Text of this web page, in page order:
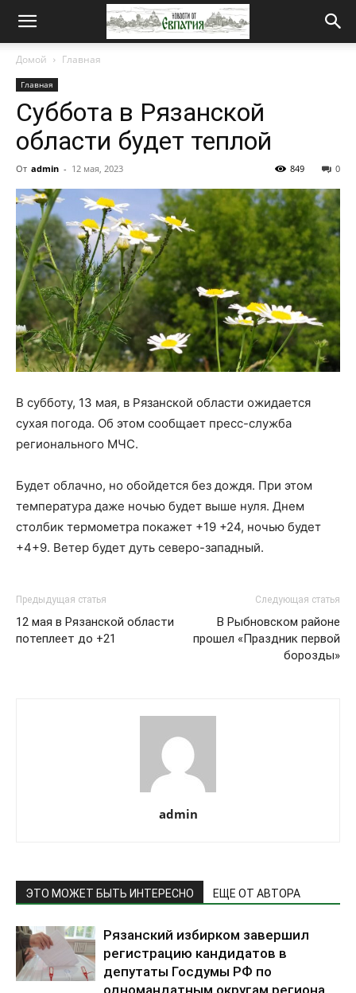
Новости
Домой Главная
Главная
Суббота в Рязанской
области будет теплой
От admin - 12 мая, 2023 0
849
В субботу, 13 мая, в Рязанской области ожидается
сухая погода. Об этом сообщает пресс-служба
регионального МЧС.
Будет облачно, но обойдется без дождя. При этом
температура даже ночью будет выше нуля. Днем
столбик термометра покажет +19 +24, ночью будет
+4+9. Ветер будет дуть северо-западный.
Предыдущая статья
12 мая в Рязанской области
потеплеет до +21
Следующая статья
В Рыбновском районе
прошел «Праздник первой
борозды»
admin
ЭТО МОЖЕТ БЫТЬ ИНТЕРЕСНО ЕЩЕ ОТ АВТОРА
Рязанский избирком завершил
регистрацию кандидатов в
депутаты Госдумы РФ по
одномандатным округам региона